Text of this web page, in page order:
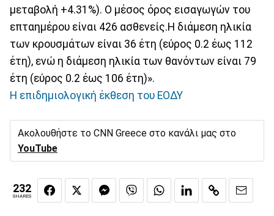
μεταβολή +4.31%). Ο μέσος όρος εισαγωγών του
επταημέρου είναι 426 ασθενείς.Η διάμεση ηλικία
των κρουσμάτων είναι 36 έτη (εύρος 0.2 έως 112
έτη), ενώ η διάμεση ηλικία των θανόντων είναι 79
έτη (εύρος 0.2 έως 106 έτη)».
Η επιδημιολογική έκθεση του ΕΟΔΥ
Ακολουθήστε το CNN Greece στο κανάλι μας στο
YouTube
232
SHARES